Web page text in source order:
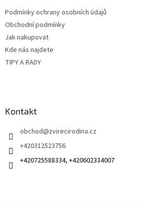
Podmínky ochrany osobních údajů
Obchodní podmínky
Jak nakupovat
Kde nás najdete
TIPY A RADY
Kontakt
obchod@zvirecirodina.cz
+420312523756
+420725588334, +420602334007